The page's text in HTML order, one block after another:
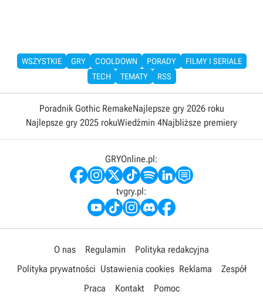
WSZYSTKIE GRY COOLDOWN PORADY
FILMY I SERIALE
TECH
TEMATY RSS
Poradnik Gothic RemakeNajlepsze gry 2026 roku
Najlepsze gry 2025 rokuWiedźmin 4Najbliższe premiery
GRYOnline.pl:
tvgry.pl:
O nas Regulamin
Polityka redakcyjna
Polityka prywatności Ustawienia cookies Reklama
Zespół
Praca
Kontakt Pomoc